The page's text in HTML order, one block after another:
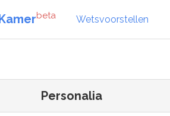
beta Wetsvoorstellen
Personalia